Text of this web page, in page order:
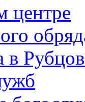
центре